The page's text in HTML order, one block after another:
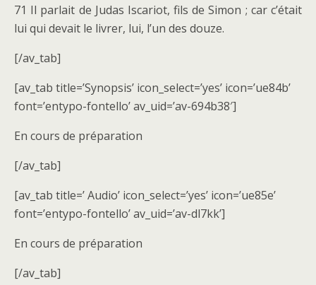
71 Il parlait de Judas Iscariot, fils de Simon ; car c’était
lui qui devait le livrer, lui, l’un des douze.
[/av_tab]
[av_tab title=’Synopsis’ icon_select=’yes’ icon=’ue84b’
font=’entypo-fontello’ av_uid=’av-694b38′]
En cours de préparation
[/av_tab]
[av_tab title=’ Audio’ icon_select=’yes’ icon=’ue85e’
font=’entypo-fontello’ av_uid=’av-dl7kk’]
En cours de préparation
[/av_tab]